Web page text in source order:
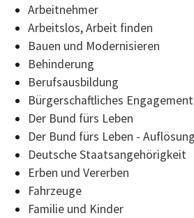
Arbeitnehmer
Arbeitslos, Arbeit finden
Bauen und Modernisieren
Behinderung
Berufsausbildung
Bürgerschaftliches Engagement
Der Bund fürs Leben
Der Bund fürs Leben - Auflösung
Deutsche Staatsangehörigkeit
Erben und Vererben
Fahrzeuge
Familie und Kinder